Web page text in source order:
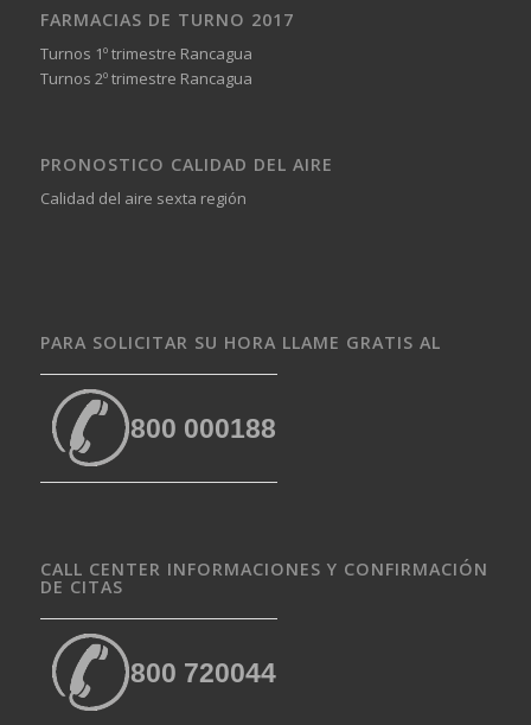
FARMACIAS DE TURNO 2017
Turnos 1º trimestre Rancagua
Turnos 2º trimestre Rancagua
PRONOSTICO CALIDAD DEL AIRE
Calidad del aire sexta región
PARA SOLICITAR SU HORA LLAME GRATIS AL
800 000188
CALL CENTER INFORMACIONES Y CONFIRMACIÓN
DE CITAS
800 720044